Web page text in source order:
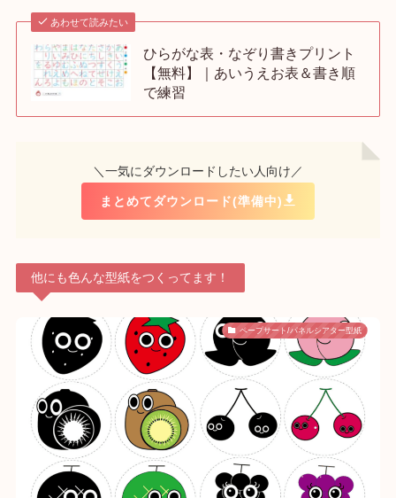
あわせて読みたい
ひらがな表・なぞり書きプリント
【無料】｜あいうえお表＆書き順
で練習
＼一気にダウンロードしたい人向け／
まとめてダウンロード(準備中)
他にも色んな型紙をつくってます！
ペープサート/パネルシアター型紙